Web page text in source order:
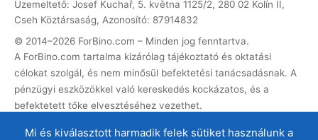
Mi és kiválasztott harmadik felek sütiket használunk a
Üzemeltető: Josef Kuchař, 5. května 1125/2, 280 02 Kolín II,
Cseh Köztársaság, Azonosító: 87914832
© 2014–2026 ForBino.com – Minden jog fenntartva.
A ForBino.com tartalma kizárólag tájékoztató és oktatási
célokat szolgál, és nem minősül befektetési tanácsadásnak. A
pénzügyi eszközökkel való kereskedés kockázatos, és a
befektetett tőke elvesztéséhez vezethet.